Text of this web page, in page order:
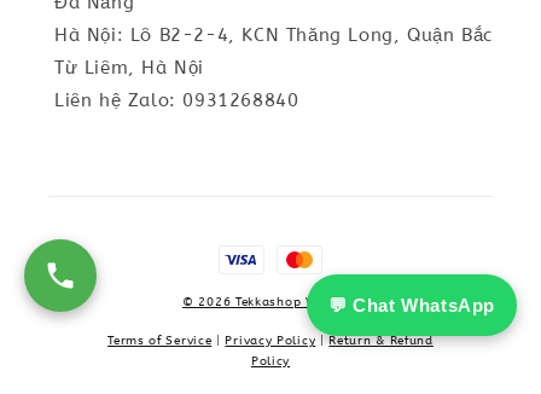
💬 Chat WhatsApp
Hà Nội: Lô B2-2-4, KCN Thăng Long, Quận Bắc
Từ Liêm, Hà Nội
Liên hệ Zalo: 0931268840
© 2026 Tekkashop Vietnam
Terms of Service Privacy Policy
Return & Refund
Policy